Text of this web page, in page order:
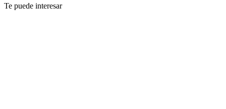
Te puede interesar